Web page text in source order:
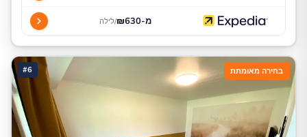
מ-₪630 /לילה
#6 בחירה מאומתת